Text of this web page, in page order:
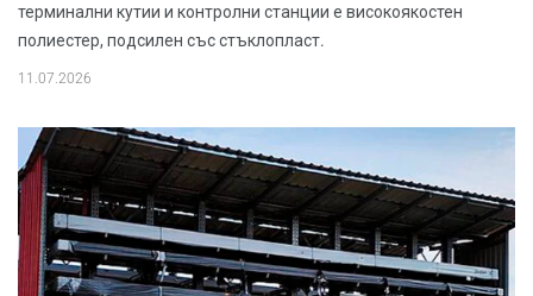
терминални кутии и контролни станции е високоякостен
полиестер, подсилен със стъклопласт.
11.07.2026